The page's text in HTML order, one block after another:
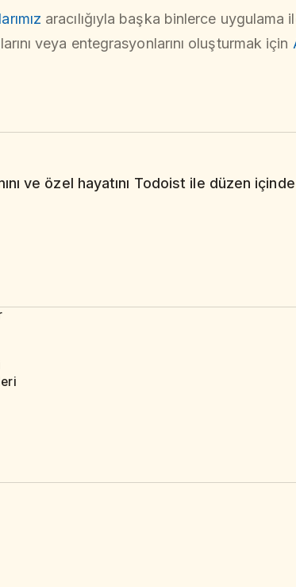
aracılığıyla başka binlerce uygulama
veya entegrasyonlarını oluşturmak için
ve özel hayatını Todoist ile düzen